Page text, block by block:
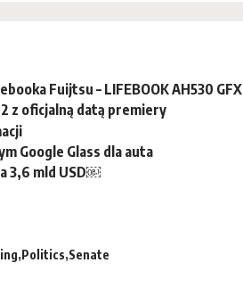
Fuijtsu – LIFEBOOK AH530 GFX
z oficjalną datą premiery
Google Glass dla auta
3,6 mld USD￼
Politics Senate